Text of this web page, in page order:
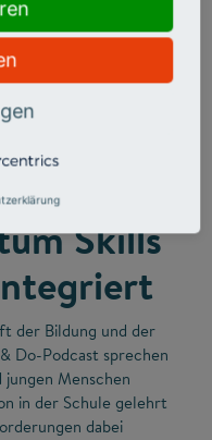
Skills
der Bildung und der
Do-Podcast sprechen
Menschen
in der Schule gelehrt
dabei